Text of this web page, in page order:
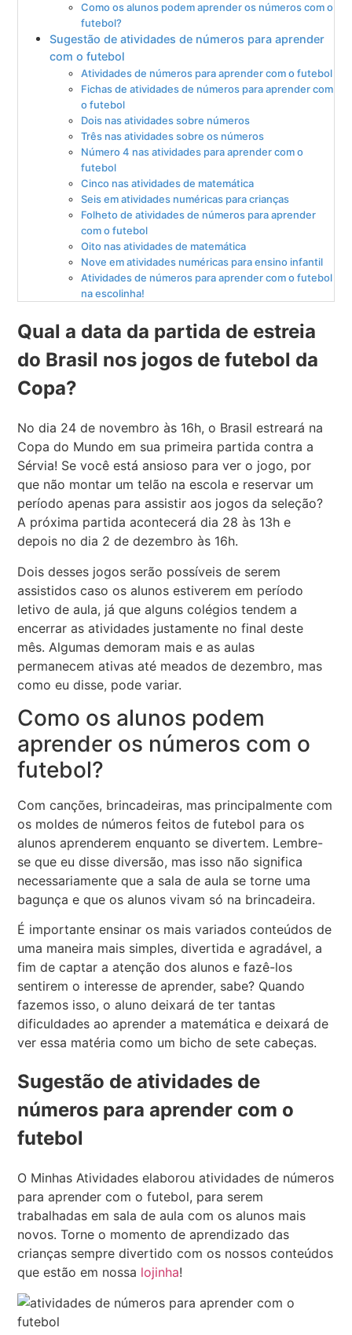
Como os alunos podem aprender os números com o
futebol?
Sugestão de atividades de números para aprender
com o futebol
Atividades de números para aprender com o futebol
Fichas de atividades de números para aprender com
o futebol
Dois nas atividades sobre números
Três nas atividades sobre os números
Número 4 nas atividades para aprender com o
futebol
Cinco nas atividades de matemática
Seis em atividades numéricas para crianças
Folheto de atividades de números para aprender
com o futebol
Oito nas atividades de matemática
Nove em atividades numéricas para ensino infantil
Atividades de números para aprender com o futebol
na escolinha!
Qual a data da partida de estreia
do Brasil nos jogos de futebol da
Copa?
No dia 24 de novembro às 16h, o Brasil estreará na
Copa do Mundo em sua primeira partida contra a
Sérvia! Se você está ansioso para ver o jogo, por
que não montar um telão na escola e reservar um
período apenas para assistir aos jogos da seleção?
A próxima partida acontecerá dia 28 às 13h e
depois no dia 2 de dezembro às 16h.
Dois desses jogos serão possíveis de serem
assistidos caso os alunos estiverem em período
letivo de aula, já que alguns colégios tendem a
encerrar as atividades justamente no final deste
mês. Algumas demoram mais e as aulas
permanecem ativas até meados de dezembro, mas
como eu disse, pode variar.
Como os alunos podem
aprender os números com o
futebol?
Com canções, brincadeiras, mas principalmente com
os moldes de números feitos de futebol para os
alunos aprenderem enquanto se divertem. Lembre-
se que eu disse diversão, mas isso não significa
necessariamente que a sala de aula se torne uma
bagunça e que os alunos vivam só na brincadeira.
É importante ensinar os mais variados conteúdos de
uma maneira mais simples, divertida e agradável, a
fim de captar a atenção dos alunos e fazê-los
sentirem o interesse de aprender, sabe? Quando
fazemos isso, o aluno deixará de ter tantas
dificuldades ao aprender a matemática e deixará de
ver essa matéria como um bicho de sete cabeças.
Sugestão de atividades de
números para aprender com o
futebol
O Minhas Atividades elaborou atividades de números
para aprender com o futebol, para serem
trabalhadas em sala de aula com os alunos mais
novos. Torne o momento de aprendizado das
crianças sempre divertido com os nossos conteúdos
que estão em nossa lojinha!